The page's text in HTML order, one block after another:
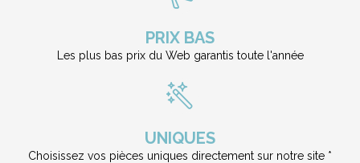
Fabriquées à partir de pierres de rivière, ces vasques bénéficient de
tout le savoir-faire artisanal indonésien qui leur permet d’obtenir des
formes uniques qui ne ressemblent à aucune autre que vous pourrez
trouver. Elles profitent par la suite d’un traitement hydrofugé afin de
l’eau sur votre vasque. Profitez d’une matière naturelle qui se révèlera
magnifique et qui donnera un véritable aspect sobre et original à votre
PRIX BAS
Les plus bas prix du Web garantis toute l'année
UNIQUES
Choisissez vos pièces uniques directement sur notre site *